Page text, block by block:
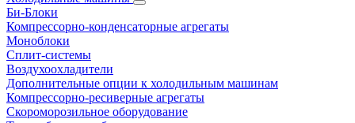
Би-Блоки
Компрессорно-конденсаторные агрегаты
Моноблоки
Сплит-системы
Воздухоохладители
Дополнительные опции к холодильным машинам
Компрессорно-ресиверные агрегаты
Скороморозильное оборудование